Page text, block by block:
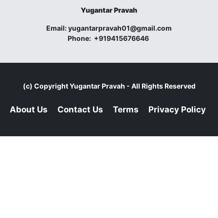
Yugantar Pravah
Email:yugantarpravah01@gmail.com
Phone: +919415676646
(c) CopyrightYugantar Pravah - All Rights Reserved
About Us Contact Us Terms Privacy Policy